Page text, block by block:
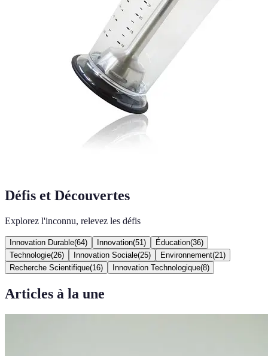
Défis et Découvertes
Explorez l'inconnu, relevez les défis
Innovation Durable(64) Innovation(51 ) Éducation(36)
Technologie(26) Innovation Sociale(25) Environnement(21 )
Recherche Scientifique(16) Innovation Technologique(8)
Articles à la une